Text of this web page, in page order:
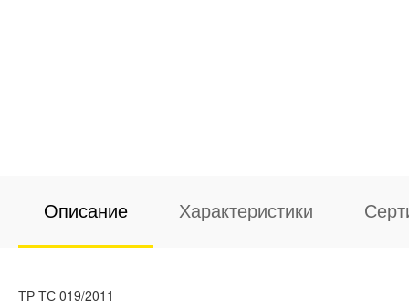
Описание Характеристики
ТР ТС 019/2011